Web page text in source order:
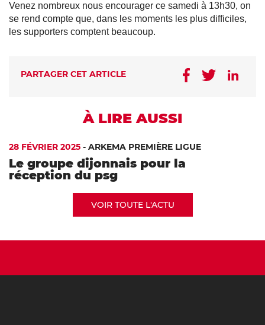
Venez nombreux nous encourager ce samedi à 13h30, on
se rend compte que, dans les moments les plus difficiles,
les supporters comptent beaucoup.
PARTAGER CET ARTICLE
À LIRE AUSSI
28 FÉVRIER 2025 - ARKEMA PREMIÈRE LIGUE
Le groupe dijonnais pour la
réception du psg
VOIR TOUTE L'ACTU